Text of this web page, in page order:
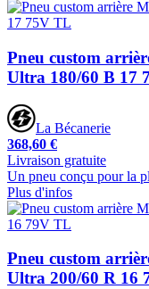
Pneu custom
Ultra 180/60 B 17
La Bécanerie
368,60 €
Livraison gratuite
Un pneu conçu pour la
Plus d'infos
Pneu custom
Ultra 200/60 R 16